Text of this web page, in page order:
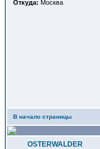
Откуда: Москва
В начало страницы
OSTERWALDER